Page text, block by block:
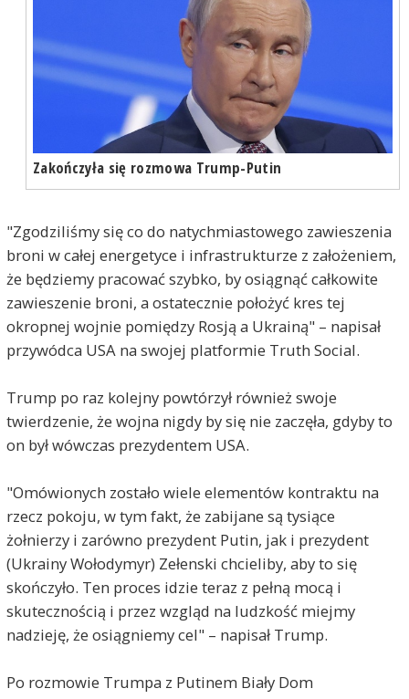
Zakończyła się rozmowa Trump-Putin
"Zgodziliśmy się co do natychmiastowego zawieszenia
broni w całej energetyce i infrastrukturze z założeniem,
że będziemy pracować szybko, by osiągnąć całkowite
zawieszenie broni, a ostatecznie położyć kres tej
okropnej wojnie pomiędzy Rosją a Ukrainą" – napisał
przywódca USA na swojej platformie Truth Social.
Trump po raz kolejny powtórzył również swoje
twierdzenie, że wojna nigdy by się nie zaczęła, gdyby to
on był wówczas prezydentem USA.
"Omówionych zostało wiele elementów kontraktu na
rzecz pokoju, w tym fakt, że zabijane są tysiące
żołnierzy i zarówno prezydent Putin, jak i prezydent
(Ukrainy Wołodymyr) Zełenski chcieliby, aby to się
skończyło. Ten proces idzie teraz z pełną mocą i
skutecznością i przez wzgląd na ludzkość miejmy
nadzieję, że osiągniemy cel" – napisał Trump.
Po rozmowie Trumpa z Putinem Biały Dom